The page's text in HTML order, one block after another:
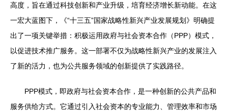
高度，旨在通过科技创新和产业升级，培育经济增长新动能。在这
一宏大蓝图下，《“十三五”国家战略性新兴产业发展规划》明确提
出了一项关键举措：积极运用政府与社会资本合作（PPP）模式，
以促进技术推广服务。这一部署不仅为战略性新兴产业的发展注入
了新的活力，也为公共服务领域的创新提供了实践路径。
PPP模式，即政府与社会资本合作，是一种创新的公共产品和
服务供给方式。它通过引入社会资本的专业能力、管理效率和市场